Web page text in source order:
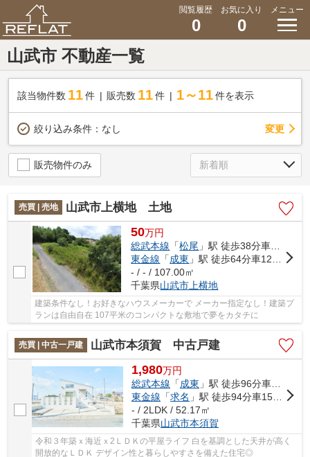
閲覧履歴
0
お気に入り
0
メニュー
山武市 不動産一覧
該当物件数 11件 販売数 11 件 1～11 件を表示
絞り込み条件： なし 変更
販売物件のみ
売買 | 売地 山武市上横地 土地
50万円
総武本線 「松尾 」駅 徒歩38分車9分 4.8km
東金線 「成東 」駅 徒歩64分車12分 5.6km
- / - / 107.00㎡
千葉県山武市上横地
建築条件なし！お好きなハウスメーカーで メーカー指定なし！建築プ
ランは自由自在 107平米のコンパクトな敷地で夢をカタチに
売買 | 中古一戸建 山武市本須賀 中古戸建
1,980万円
総武本線 「成東 」駅 徒歩96分車15分 7.9km
東金線 「求名 」駅 徒歩94分車15分 8.4km
- / 2LDK / 52.17㎡
千葉県山武市本須賀
令和３年築ｘ海近ｘ2ＬＤＫの平屋ライフ 白を基調とした天井が高く
開放的なＬＤＫ デザイン性と暮らしやすさを備えた住宅◎